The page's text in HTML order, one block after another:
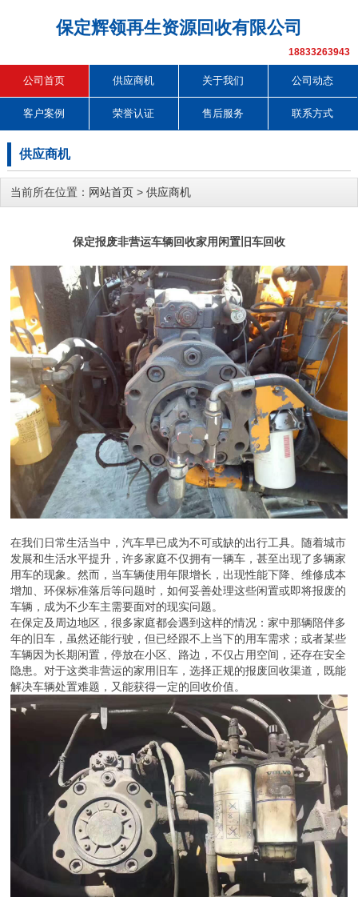
保定辉领再生资源回收有限公司
18833263943
公司首页 供应商机 关于我们 公司动态
客户案例 荣誉认证 售后服务 联系方式
供应商机
当前所在位置： 网站首页 > 供应商机
保定报废非营运车辆回收家用闲置旧车回收
在我们日常生活当中，汽车早已成为不可或缺的出行工具。随着城市
发展和生活水平提升，许多家庭不仅拥有一辆车，甚至出现了多辆家
用车的现象。然而，当车辆使用年限增长，出现性能下降、维修成本
增加、环保标准落后等问题时，如何妥善处理这些闲置或即将报废的
车辆，成为不少车主需要面对的现实问题。
在保定及周边地区，很多家庭都会遇到这样的情况：家中那辆陪伴多
年的旧车，虽然还能行驶，但已经跟不上当下的用车需求；或者某些
车辆因为长期闲置，停放在小区、路边，不仅占用空间，还存在安全
隐患。对于这类非营运的家用旧车，选择正规的报废回收渠道，既能
解决车辆处置难题，又能获得一定的回收价值。